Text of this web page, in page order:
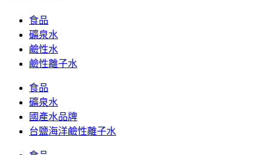
食品
礦泉水
鹼性水
鹼性離子水
食品
礦泉水
國產水品牌
台鹽海洋鹼性離子水